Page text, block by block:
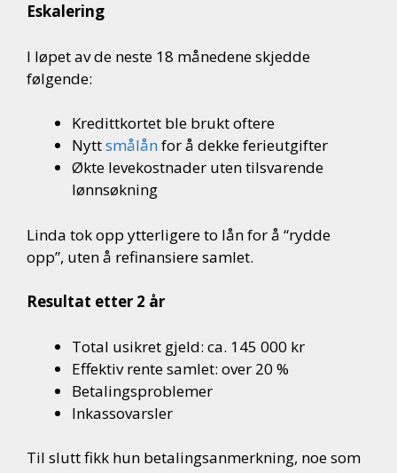
Eskalering
I løpet av de neste 18 månedene skjedde
følgende:
Kredittkortet ble brukt oftere
Nyttsmålånfor å dekke ferieutgifter
Økte levekostnader uten tilsvarende
lønnsøkning
Linda tok opp ytterligere to lån for å “rydde
opp”, uten å refinansiere samlet.
Resultat etter 2 år
Total usikret gjeld: ca. 145 000 kr
Effektiv rente samlet: over 20 %
Betalingsproblemer
Inkassovarsler
Til slutt fikk hun betalingsanmerkning, noe som